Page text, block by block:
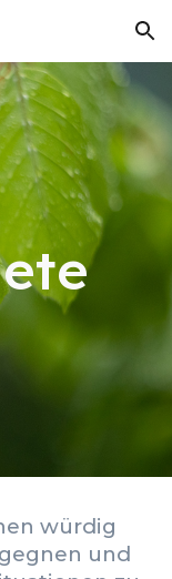
Skip to navigation
würdig
und